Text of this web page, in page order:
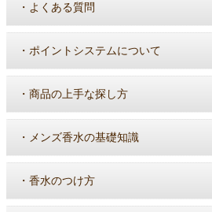
・ よくある質問
・ ポイントシステムについて
・ 商品の上手な探し方
・ メンズ香水の基礎知識
・ 香水のつけ方